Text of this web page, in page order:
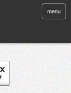
menu